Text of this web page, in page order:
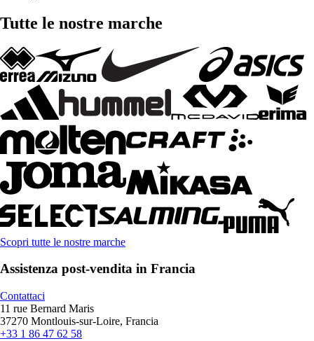
Tutte le nostre marche
Scopri tutte le nostre marche
Assistenza post-vendita in Francia
Contattaci
11 rue Bernard Maris
37270 Montlouis-sur-Loire, Francia
+33 1 86 47 62 58